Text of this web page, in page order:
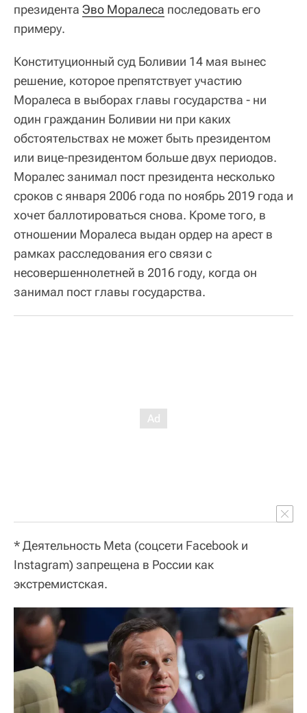
президента Эво Моралеса последовать его
примеру.
Конституционный суд Боливии 14 мая вынес
решение, которое препятствует участию
Моралеса в выборах главы государства - ни
один гражданин Боливии ни при каких
обстоятельствах не может быть президентом
или вице-президентом больше двух периодов.
Моралес занимал пост президента несколько
сроков с января 2006 года по ноябрь 2019 года и
хочет баллотироваться снова. Кроме того, в
отношении Моралеса выдан ордер на арест в
рамках расследования его связи с
несовершеннолетней в 2016 году, когда он
занимал пост главы государства.
*Деятельность Meta (соцсети Facebook и
Instagram) запрещена в России как
экстремистская.